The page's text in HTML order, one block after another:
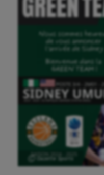
Aéronautique
Ⓒ Gazette Sports